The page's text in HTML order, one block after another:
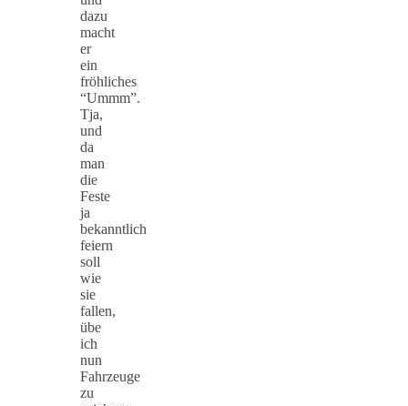
dazu
macht
er
ein
fröhliches
“Ummm”.
Tja,
und
da
man
die
Feste
ja
bekanntlich
feiern
soll
wie
sie
fallen,
übe
ich
nun
Fahrzeuge
zu